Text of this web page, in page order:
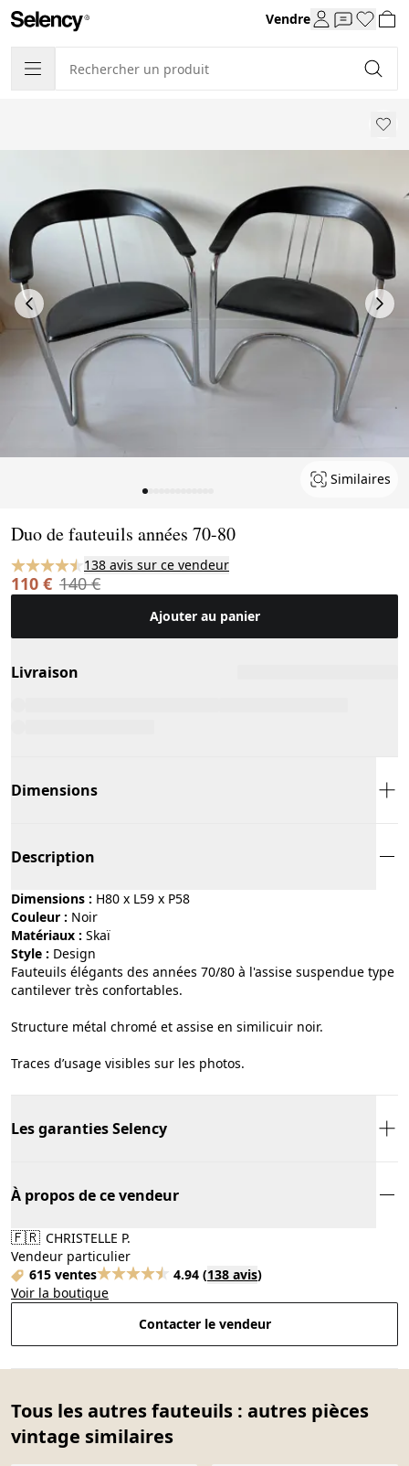
Vendre
Similaires
Duo de fauteuils années 70-80
138 avis sur ce vendeur
110 € 140 €
Ajouter au panier
Livraison
Dimensions
Description
Dimensions : H80 x L59 x P58
Couleur :
noir
Matériaux :
skaï
Style :
design
Fauteuils élégants des années 70/80 à l'assise suspendue type
cantilever très confortables.
Structure métal chromé et assise en similicuir noir.
Traces d’usage visibles sur les photos.
Les garanties Selency
À propos de ce vendeur
🇫🇷 CHRISTELLE P.
Vendeur particulier
615 ventes
4.94 (138 avis)
Voir la boutique
Contacter le vendeur
Tous les autres fauteuils : autres pièces
vintage similaires